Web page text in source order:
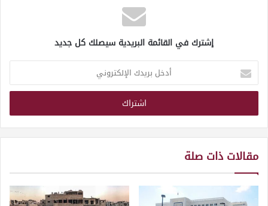
إشترك في القائمة البريدية سيصلك كل جديد
أدخل
بريدك
الإلكتروني
مقالات ذات صلة